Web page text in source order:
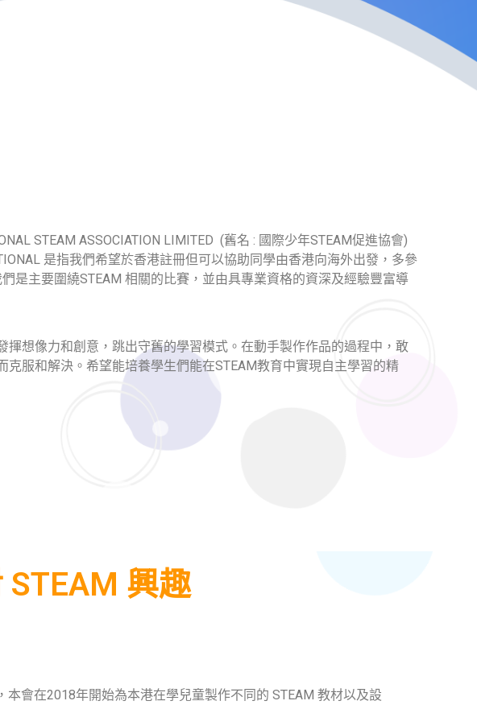
STEAM ASSOCIATION LIMITED (舊名 : 國際少年STEAM促進協會)
是指我們希望於香港註冊但可以協助同學由香港向海外出發，多參
是主要圍繞STEAM 相關的比賽，並由具專業資格的資深及經驗豐富導
揮想像力和創意，跳出守舊的學習模式。在動手製作作品的過程中，敢
克服和解決。希望能培養學生們能在STEAM教育中實現自主學習的精
興趣
會在2018年開始為本港在學兒童製作不同的 STEAM 教材以及設